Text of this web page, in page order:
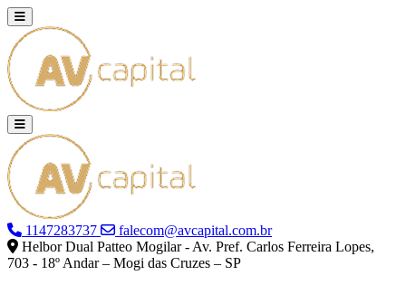
1147283737
falecom@avcapital.com.br
Helbor Dual Patteo Mogilar - Av. Pref. Carlos Ferreira Lopes,
703 - 18º Andar – Mogi das Cruzes – SP